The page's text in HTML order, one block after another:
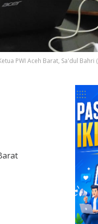
PWI Aceh Barat, Sa'dul Bahri